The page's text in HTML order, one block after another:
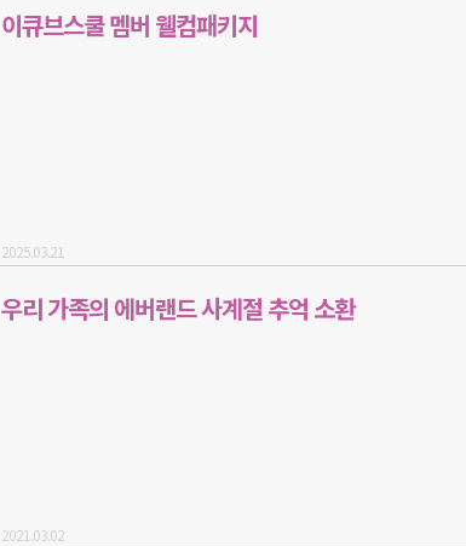
이큐브스쿨 멤버 웰컴패키지
2025.03.21
우리 가족의 에버랜드 사계절 추억 소환
2021.03.02